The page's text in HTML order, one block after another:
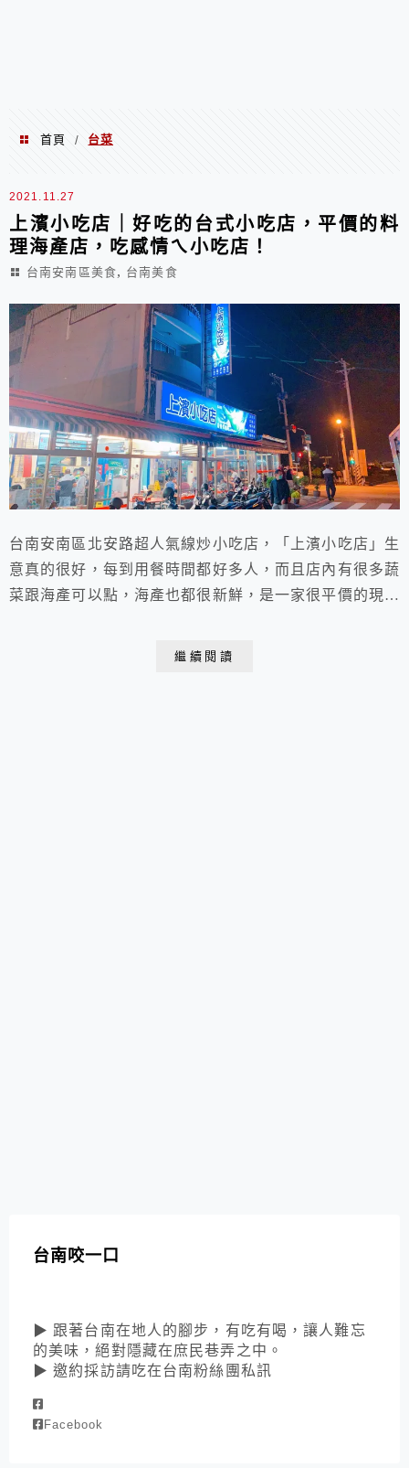
首頁 / 台菜
台菜
2021.11.27
上濱小吃店｜好吃的台式小吃店，平價的料
理海產店，吃感情ㄟ小吃店！
台南安南區美食, 台南美食
台南安南區北安路超人氣線炒小吃店，「上濱小吃店」生
意真的很好，每到用餐時間都好多人，而且店內有很多蔬
菜跟海產可以點，海產也都很新鮮，是一家很平價的現炒
繼續閱讀
台南咬一口
▶ 跟著台南在地人的腳步，有吃有喝，讓人難忘
的美味，絕對隱藏在庶民巷弄之中。
▶ 邀約採訪請吃在台南粉絲團私訊
Facebook